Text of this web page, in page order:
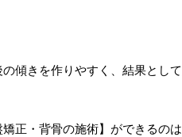
傾きを作りやすく、結果とし
正・背骨の施術】ができるの